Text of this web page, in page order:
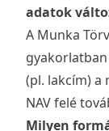
adatok
A Munka
(pl. lakcím) a
NAV felé
Milyen